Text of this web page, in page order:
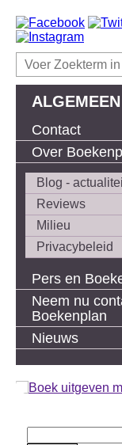
ALGEMEEN
Contact
Over
Blog -
Reviews
Milieu
Privacybeleid
Pers en
Neem nu
Boekenplan
Nieuws